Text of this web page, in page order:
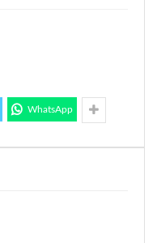
WhatsApp